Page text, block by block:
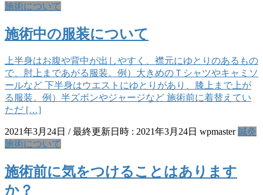
施術について
施術中の服装について
上半身はお腹や背中が出しやすく、襟元にゆとりのあるもの
で、肘上まであがる服装。例）大きめのＴシャツやキャミソ
ールなど 下半身はウエストにゆとりがあり、膝上まで上が
る服装。例）半ズボンやジャージなど 施術前に着替えてい
ただ […]
2021年3月24日 / 最終更新日時 : 2021年3月24日 wpmaster 鍼灸
施術について
施術前に気をつけることはあります
か？